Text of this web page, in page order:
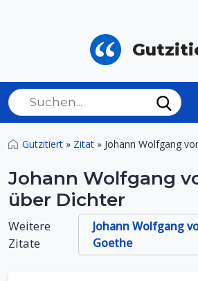
Gutzitiert » Zitat » Johann Wolfgang
Johann Wolfgang
über Dichter
Weitere
Zitate
Johann Wolfgang
Goethe